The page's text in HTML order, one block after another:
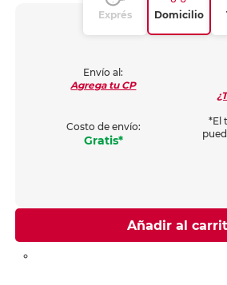
Exprés Domicilio
Envío al:
Agrega tu CP
Costo de envío:
Gratis*
*El
Añadir al